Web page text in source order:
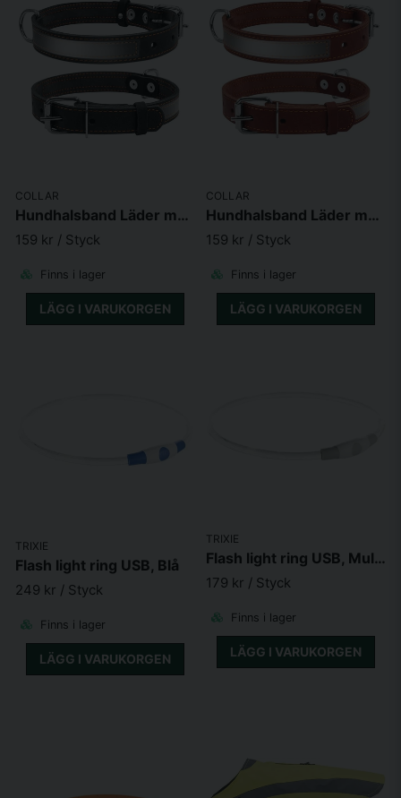
COLLAR
Hundhalsband Läder med Reflex
159 kr / Styck
Finns i lager
LÄGG I VARUKORGEN
COLLAR
Hundhalsband Läder med Reflex
159 kr / Styck
Finns i lager
LÄGG I VARUKORGEN
TRIXIE
Flash light ring USB, Blå
249 kr / Styck
Finns i lager
LÄGG I VARUKORGEN
TRIXIE
Flash light ring USB, Multifärg
179 kr / Styck
Finns i lager
LÄGG I VARUKORGEN